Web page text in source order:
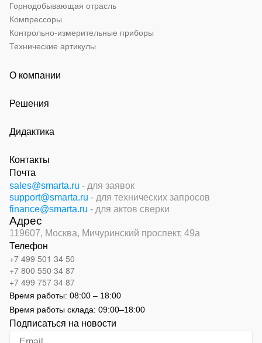
Горнодобывающая отрасль
Компрессоры
Контрольно-измерительные приборы
Технические артикулы
О компании
Решения
Дидактика
Контакты
Почта
sales@smarta.ru - для заявок
support@smarta.ru - для технических запросов
finance@smarta.ru - для актов сверки
Адрес
119607, Москва, Мичуринский проспект, 49а
Телефон
+7 499 501 34 50
+7 800 550 34 87
+7 499 757 34 87
Время работы: 08:00 – 18:00
Время работы склада: 09:00–18:00
Подписаться на новости